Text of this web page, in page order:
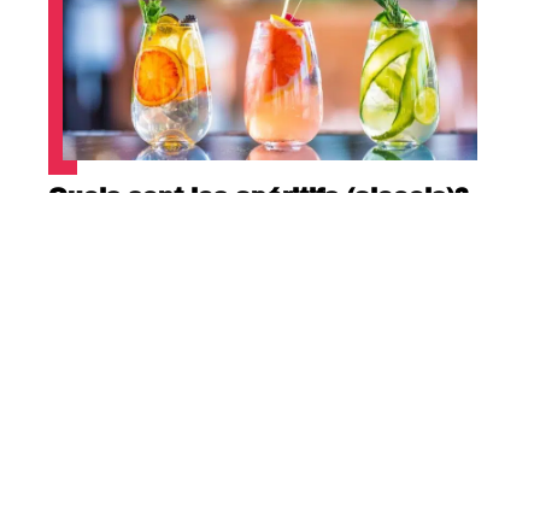
Quels sont les apéritifs (alcools)?